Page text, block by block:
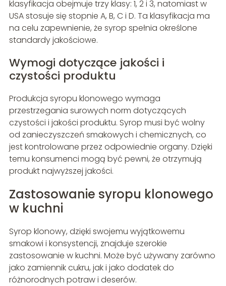
klasyfikacja obejmuje trzy klasy: 1, 2 i 3, natomiast w
USA stosuje się stopnie A, B, C i D. Ta klasyfikacja ma
na celu zapewnienie, że syrop spełnia określone
standardy jakościowe.
Wymogi dotyczące jakości i
czystości produktu
Produkcja syropu klonowego wymaga
przestrzegania surowych norm dotyczących
czystości i jakości produktu. Syrop musi być wolny
od zanieczyszczeń smakowych i chemicznych, co
jest kontrolowane przez odpowiednie organy. Dzięki
temu konsumenci mogą być pewni, że otrzymują
produkt najwyższej jakości.
Zastosowanie syropu klonowego
w kuchni
Syrop klonowy, dzięki swojemu wyjątkowemu
smakowi i konsystencji, znajduje szerokie
zastosowanie w kuchni. Może być używany zarówno
jako zamiennik cukru, jak i jako dodatek do
różnorodnych potraw i deserów.